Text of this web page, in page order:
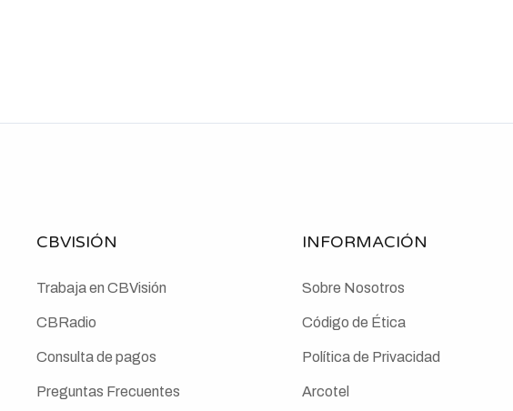
CBVISIÓN
Trabaja en CBVisión
CBRadio
Consulta de pagos
Preguntas Frecuentes
INFORMACIÓN
Sobre Nosotros
Código de Ética
Política de Privacidad
Arcotel